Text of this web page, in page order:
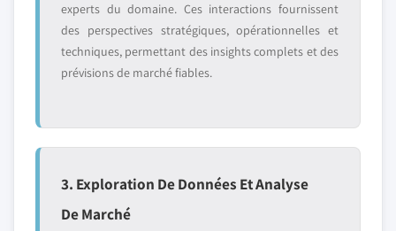
experts du domaine. Ces interactions fournissent
des perspectives stratégiques, opérationnelles et
techniques, permettant des insights complets et des
prévisions de marché fiables.
3. Exploration De Données Et Analyse
De Marché